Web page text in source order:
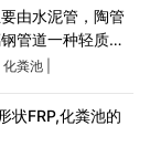
由水泥管，陶管
管道一种轻质、
它是具有树脂基
化粪池|
状FRP,化粪池的